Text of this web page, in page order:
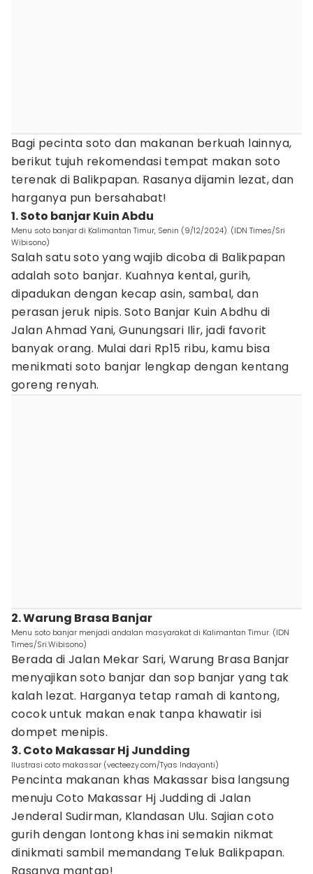
Bagi pecinta soto dan makanan berkuah lainnya,
berikut tujuh rekomendasi tempat makan soto
terenak di Balikpapan. Rasanya dijamin lezat, dan
harganya pun bersahabat!
1. Soto banjar Kuin Abdu
Menu soto banjar di Kalimantan Timur, Senin (9/12/2024). (IDN Times/Sri
Wibisono)
Salah satu soto yang wajib dicoba di Balikpapan
adalah soto banjar. Kuahnya kental, gurih,
dipadukan dengan kecap asin, sambal, dan
perasan jeruk nipis. Soto Banjar Kuin Abdhu di
Jalan Ahmad Yani, Gunungsari Ilir, jadi favorit
banyak orang. Mulai dari Rp15 ribu, kamu bisa
menikmati soto banjar lengkap dengan kentang
goreng renyah.
2. Warung Brasa Banjar
Menu soto banjar menjadi andalan masyarakat di Kalimantan Timur. (IDN
Times/Sri.Wibisono)
Berada di Jalan Mekar Sari, Warung Brasa Banjar
menyajikan soto banjar dan sop banjar yang tak
kalah lezat. Harganya tetap ramah di kantong,
cocok untuk makan enak tanpa khawatir isi
dompet menipis.
3. Coto Makassar Hj Jundding
Ilustrasi coto makassar (vecteezy.com/Tyas Indayanti)
Pencinta makanan khas Makassar bisa langsung
menuju Coto Makassar Hj Judding di Jalan
Jenderal Sudirman, Klandasan Ulu. Sajian coto
gurih dengan lontong khas ini semakin nikmat
dinikmati sambil memandang Teluk Balikpapan.